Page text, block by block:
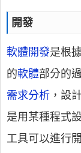
開發
軟體開發是根
的軟體部分的
需求分析 ，設
是用某種程式
工具可以進行